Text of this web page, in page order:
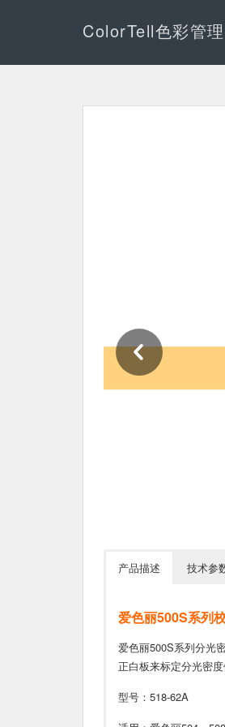
ColorTell色彩管理
产品描述 技术参
爱色丽500S系列
爱色丽500S系列分光
正白板来标定分光密度
型号：518-62A